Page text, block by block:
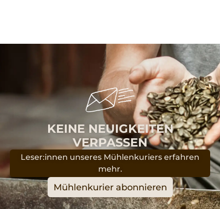
KEINE NEUIGKEITEN
VERPASSEN
Leser:innen unseres Mühlenkuriers erfahren
mehr.
Mühlenkurier abonnieren